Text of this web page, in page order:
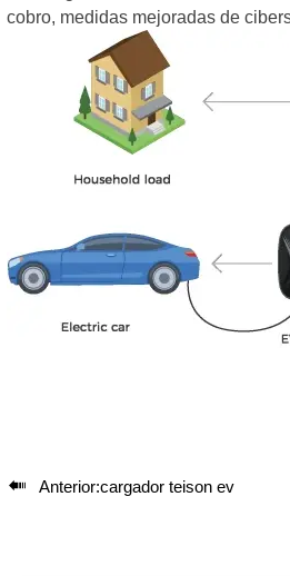
cobro, medidas mejoradas de
 Anterior:cargador teison ev